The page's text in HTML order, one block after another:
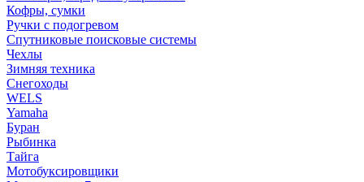
Кофры, сумки
Ручки с подогревом
Спутниковые поисковые системы
Чехлы
Зимняя техника
Снегоходы
WELS
Yamaha
Буран
Рыбинка
Тайга
Мотобуксировщики